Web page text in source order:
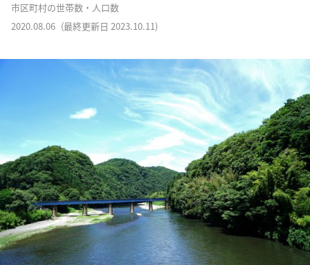
市区町村の世帯数・人口数
2020.08.06 (最終更新日 2023.10.11)